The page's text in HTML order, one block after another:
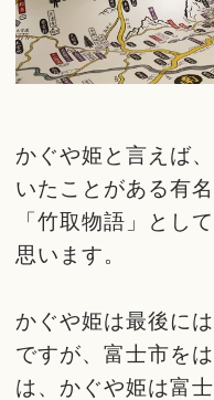
かぐや姫と言えば
いたことがある有
「竹取物語」とし
思います。
かぐや姫は最後に
ですが、富士市を
は、かぐや姫は富